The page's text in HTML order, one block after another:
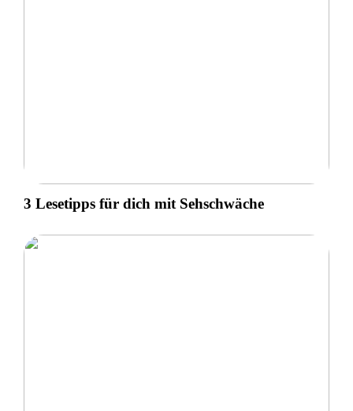
3 Lesetipps für dich mit Sehschwäche